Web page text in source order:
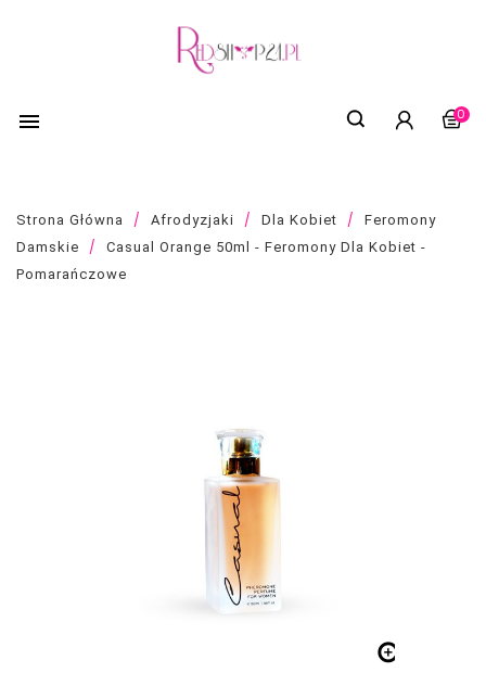
 0
Strona Główna Afrodyzjaki Dla Kobiet
Feromony
Damskie
Casual Orange 50ml - Feromony Dla Kobiet -
Pomarańczowe
